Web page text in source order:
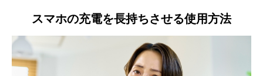
スマホの充電を長持ちさせる使用方法